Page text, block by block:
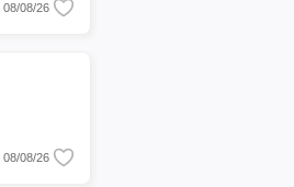
08/08/26
08/08/26